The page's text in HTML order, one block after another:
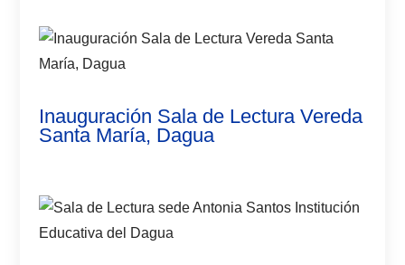
Inauguración Sala de Lectura Vereda
Santa María, Dagua